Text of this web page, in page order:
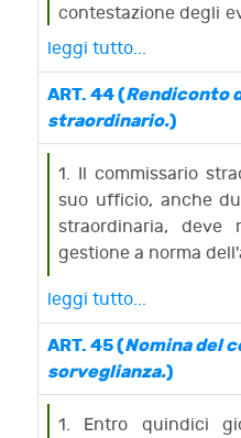
contestazione degli
aver invitato il
proprie deduzioni.
leggi tutto...
ART. 44 (Rendiconto
straordinario.)
1. Il commissario
suo ufficio, anche
straordinaria, deve
gestione a norma
leggi tutto...
ART. 45 (Nomina del
sorveglianza.)
1. Entro quindici